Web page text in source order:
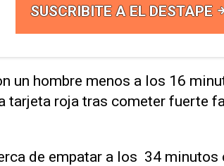
SUSCRIBITE A EL DESTAPE
un hombre ⁠menos a los 16
‌tarjeta roja tras cometer fuerte
de empatar ⁠a los 34 minutos